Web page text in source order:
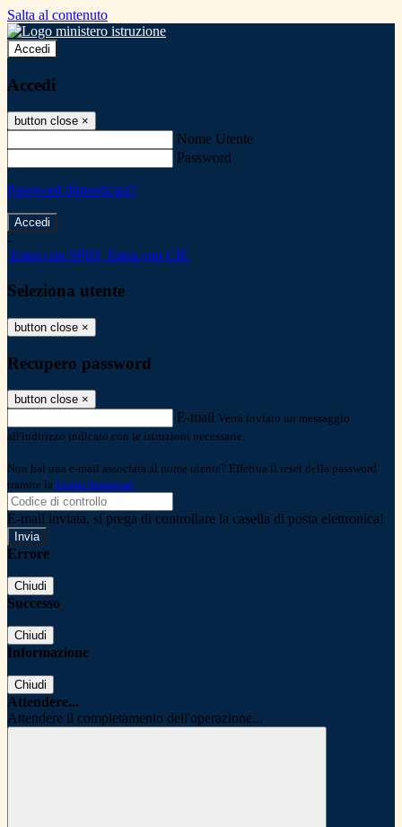
Salta al contenuto
Accedi
Accedi
button close ×
Nome Utente
Password
Password dimenticata?
-
Entra con SPID Entra con CIE
Seleziona utente
button close ×
Recupero password
button close ×
E-mail Verrà inviato un messaggio
all'indirizzo indicato con le istruzioni necessarie.
Non hai una e-mail associata al nome utente? Effettua il reset della password
tramite la Login Spaggiari
E-mail inviata, si prega di controllare la casella di posta elettronica!
Errore
Chiudi
Successo
Chiudi
Informazione
Chiudi
Attendere...
Attendere il completamento dell'operazione...